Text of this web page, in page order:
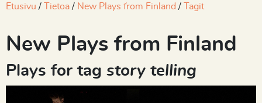
Etusivu Tietoa New Plays from Finland Tagit
New Plays from Finland
Plays for tag story telling